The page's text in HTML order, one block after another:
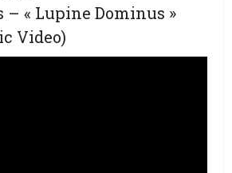
– « Lupine Dominus »
Video)